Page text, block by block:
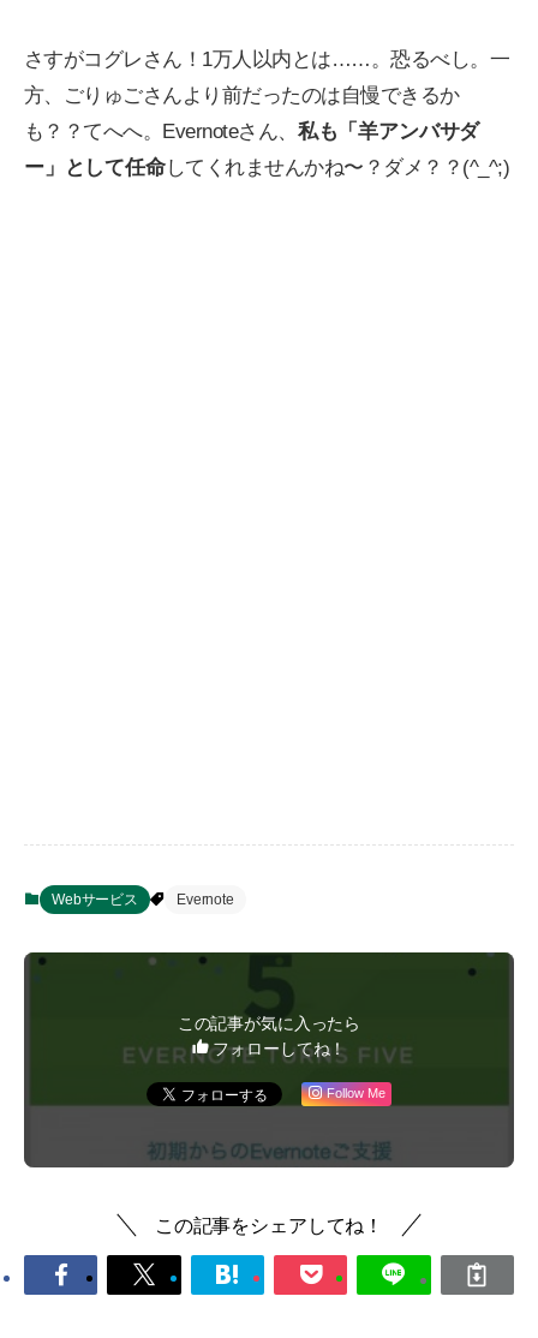
さすがコグレさん！1万人以内とは……。恐るべし。一
方、ごりゅごさんより前だったのは自慢できるか
も？？てへへ。Evernoteさん、 私も「羊アンバサダ
ー」として任命してくれませんかね〜？ダメ？？(^_^;)
Webサービス Evernote
この記事が気に入ったら
フォローしてね！
Follow Me
この記事をシェアしてね！